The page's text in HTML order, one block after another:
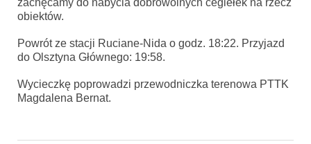
obiektów.
Powrót ze stacji Ruciane-Nida o godz. 18:22. Przyjazd
do Olsztyna Głównego: 19:58.
Wycieczkę poprowadzi przewodniczka terenowa PTTK
Magdalena Bernat.